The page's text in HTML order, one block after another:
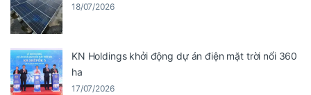
18/07/2026
KN Holdings khởi động dự án điện mặt trời nổi 360
ha
17/07/2026